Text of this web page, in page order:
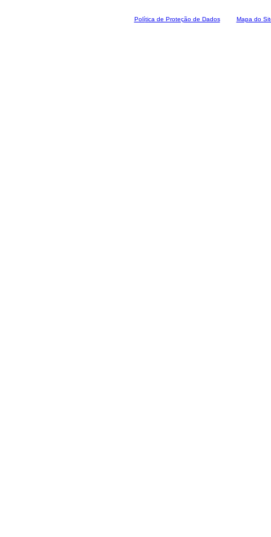
Política de Proteção de Dados Mapa do